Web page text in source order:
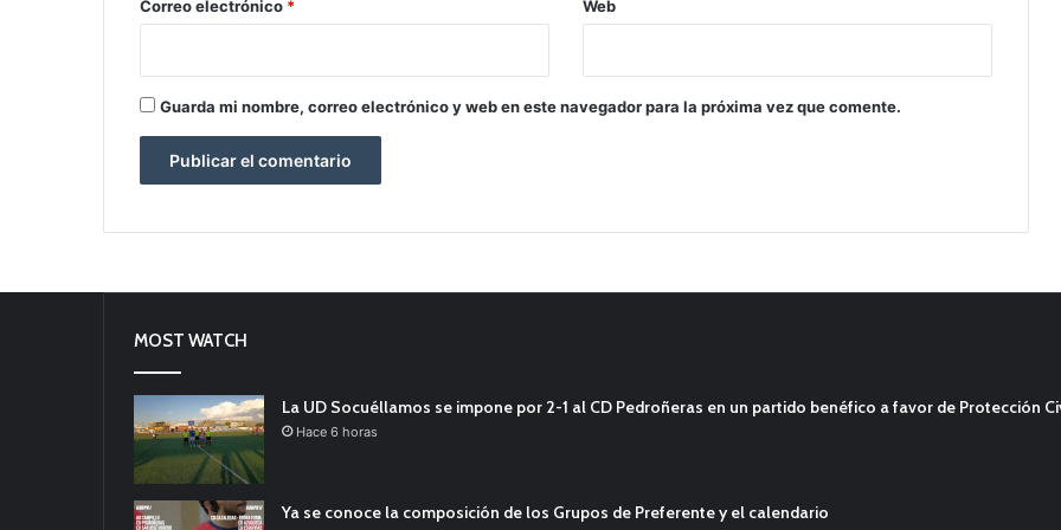
*
Correo electrónico * Web
Guarda mi nombre, correo electrónico y web en este navegador para la próxima vez que comente.
MOST WATCH
La UD Socuéllamos se impone por 2-1 al CD Pedroñeras en un partido benéfico a favor de Protección
Hace 6 horas
Ya se conoce la composición de los Grupos de Preferente y el calendario